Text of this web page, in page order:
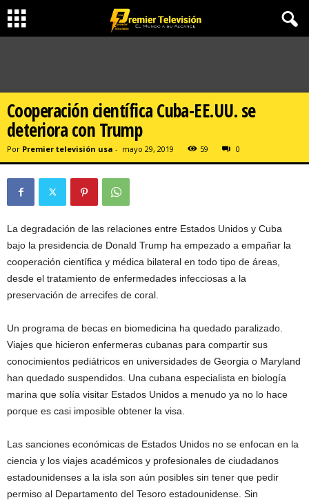
Cooperación científica Cuba-EE.UU. se
deteriora con Trump
Por Premier televisión usa - mayo 29, 2019 59 0
La degradación de las relaciones entre Estados Unidos y Cuba
bajo la presidencia de Donald Trump ha empezado a empañar la
cooperación científica y médica bilateral en todo tipo de áreas,
desde el tratamiento de enfermedades infecciosas a la
preservación de arrecifes de coral.
Un programa de becas en biomedicina ha quedado paralizado.
Viajes que hicieron enfermeras cubanas para compartir sus
conocimientos pediátricos en universidades de Georgia o Maryland
han quedado suspendidos. Una cubana especialista en biología
marina que solía visitar Estados Unidos a menudo ya no lo hace
porque es casi imposible obtener la visa.
Las sanciones económicas de Estados Unidos no se enfocan en la
ciencia y los viajes académicos y profesionales de ciudadanos
estadounidenses a la isla son aún posibles sin tener que pedir
permiso al Departamento del Tesoro estadounidense. Sin